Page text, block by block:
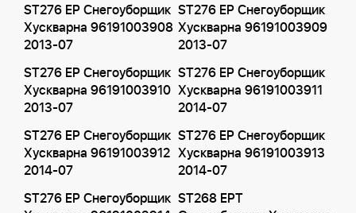
ST276 EP Снегоуборщик
Хускварна 96191003908
2013-07
ST276 EP Снегоуборщик
Хускварна 96191003909
2013-07
ST276 EP Снегоуборщик
Хускварна 96191003910
2013-07
ST276 EP Снегоуборщик
Хускварна 96191003911
2014-07
ST276 EP Снегоуборщик
Хускварна 96191003912
2014-07
ST276 EP Снегоуборщик
Хускварна 96191003913
2014-07
ST276 EP Снегоуборщик ST268 EPT